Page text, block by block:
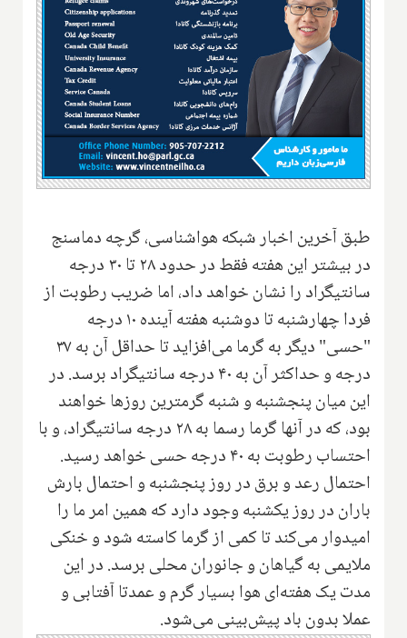
طبق آخرین اخبار شبکه هواشناسی، گرچه دماسنج
در بیشتر این هفته فقط در حدود ۲۸ تا ۳۰ درجه
سانتیگراد را نشان خواهد داد، اما ضریب رطوبت از
فردا چهارشنبه تا دوشنبه هفته آینده ۱۰ درجه
"حسی" دیگر به گرما می‌افزاید تا حداقل آن به ۳۷
درجه و حداکثر آن به ۴۰ درجه سانتیگراد برسد. در
این میان پنجشنبه و شنبه گرمترین روزها خواهند
بود، که در آنها گرما رسما به ۲۸ درجه سانتیگراد، و با
احتساب رطوبت به ۴۰ درجه حسی خواهد رسید.
احتمال رعد و برق در روز پنجشنبه و احتمال بارش
باران در روز یکشنبه وجود دارد که همین امر ما را
امیدوار می‌کند تا کمی از گرما کاسته شود و خنکی
ملایمی به گیاهان و جانوران محلی برسد. در این
مدت یک هفته‌ای هوا بسیار گرم و عمدتا آفتابی و
عملا بدون باد پیش‌بینی می‌شود.